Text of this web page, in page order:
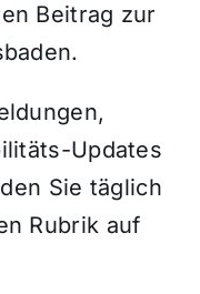
Beitrag zur
Updates
Sie täglich
Rubrik auf